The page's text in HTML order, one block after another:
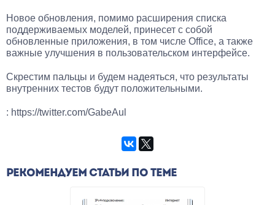
Новое обновления, помимо расширения списка
поддерживаемых моделей, принесет с собой
обновленные приложения, в том числе Office, а также
важные улучшения в пользовательском интерфейсе.
Скрестим пальцы и будем надеяться, что результаты
внутренних тестов будут положительными.
: https://twitter.com/GabeAul
РЕКОМЕНДУЕМ СТАТЬИ ПО ТЕМЕ